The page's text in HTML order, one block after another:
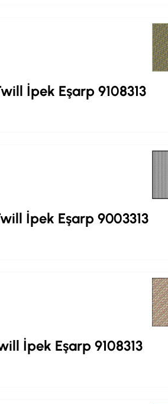
İpek Eşarp 9108313
İpek Eşarp 9003313
İpek Eşarp 9108313